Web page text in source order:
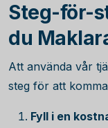
Steg-för-
du
Att använda vår
steg för att
Fyll i en